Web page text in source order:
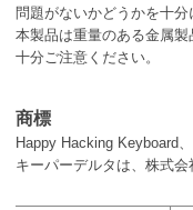
問題がないかどうかを十分
本製品は重量のある金属
十分ご注意ください。
商標
Happy Hacking Keyboard
キーパーデルタは、株式会